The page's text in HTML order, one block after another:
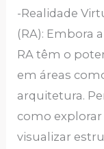
-Realidade
(RA): Embora
RA têm o
em áreas
arquitetura.
como
visualizar